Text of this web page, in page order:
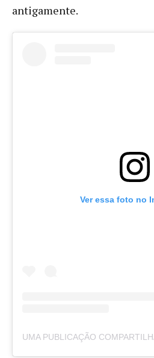
antigamente.
Ver essa foto no